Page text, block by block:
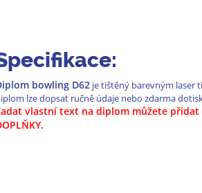
bowling D62je tištěný barevným laser
lze dopsat ručně údaje nebo zdarma
vlastní text na diplom můžete